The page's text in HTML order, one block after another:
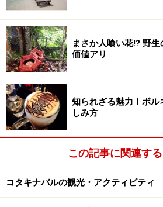
ボルネオ通を目指すなら、これに地
炒めた「リヒン・トゥアランミー
ト）もお試しあれ。アルコールが
お酒好きな方向きですが、やみつ
この店はトゥアランミーゴレンだ
ミー（10リンギット）やラクサ（
気のお店。さっぱり味の鶏足のタ
ット）も絶品です。美味しいロー
まさか人喰い花!? 野
価値アリ
知られざる魅力！ボ
しみ方
この記事に関連す
コタキナバルの観光・アクティビティ